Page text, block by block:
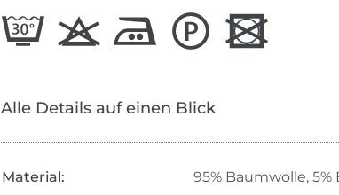
Alle Details auf einen Blick
Material:
95% Baumwolle, 5%